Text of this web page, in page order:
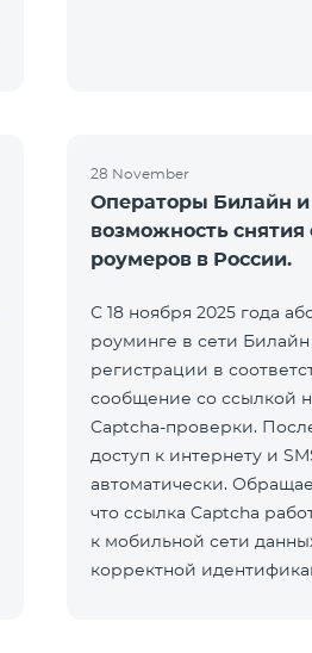
28 November
Операторы Билайн
возможность
роумеров в России.
С 18 ноября 2025 года
роуминге в сети
регистрации в
сообщение со ссылкой
Captcha-проверки.
доступ к интернету и
автоматически.
что ссылка Captcha
к мобильной сети
корректной